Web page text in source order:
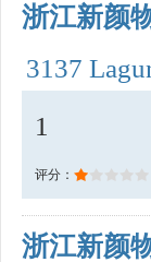
浙江新颜
3137
1
评分：
浙江新颜